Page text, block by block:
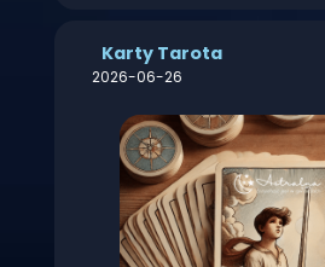
Karty Tarota
2026-06-26